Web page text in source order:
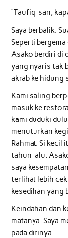
“Taufiq-san,
Saya berbalik.
Seperti
Asako berdiri di
yang nyaris tak
akrab ke hidung
Kami saling
masuk ke
kami duduki
menuturkan
Rahmat. Si kecil
tahun lalu.
saya
terlihat lebih
kesedihan yang
Keindahan dan
matanya. Saya
pada dirinya.